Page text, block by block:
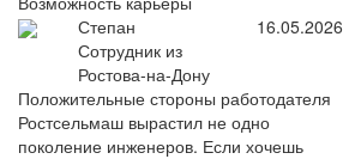
Степан
Сотрудник из
Ростова-на-Дону
16.05.2026
Положительные стороны работодателя
Ростсельмаш вырастил не одно
поколение инженеров. Если хочешь